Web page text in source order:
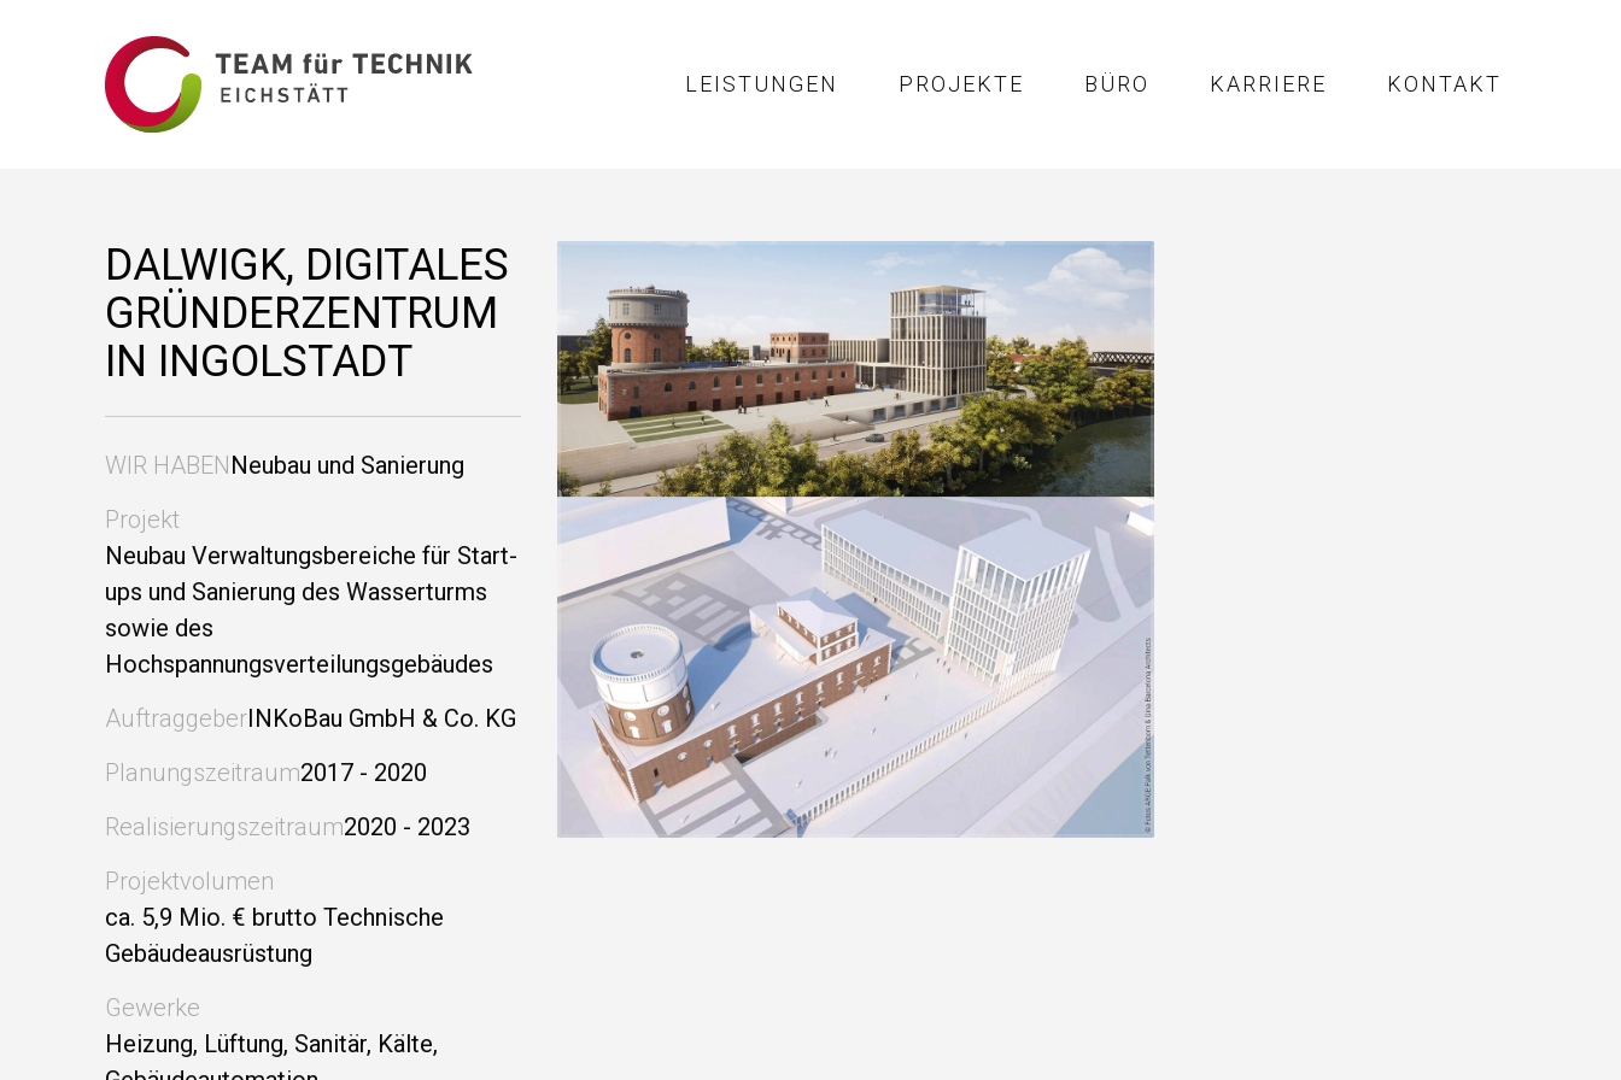
LEISTUNGEN PROJEKTE BÜRO KARRIERE KONTAKT
DALWIGK, DIGITALES
GRÜNDERZENTRUM
IN INGOLSTADT
WIR HABENNeubau und Sanierung
Projekt
Neubau Verwaltungsbereiche für Start-
ups und Sanierung des Wasserturms
sowie des
Hochspannungsverteilungsgebäudes
AuftraggeberINKoBau GmbH & Co. KG
Planungszeitraum2017 - 2020
Realisierungszeitraum2020 - 2023
Projektvolumen
ca. 5,9 Mio. € brutto Technische
Gebäudeausrüstung
Gewerke
Heizung, Lüftung, Sanitär, Kälte,